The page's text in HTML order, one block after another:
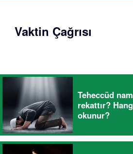
Vaktin Çağrısı
Teheccüd
rekattır?
okunur?